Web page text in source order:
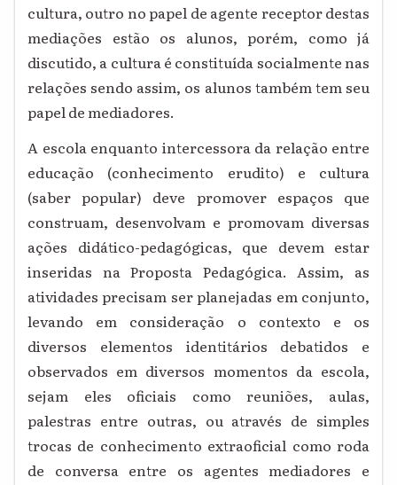
cultura, outro no papel de agente receptor destas
mediações estão os alunos, porém, como já
discutido, a cultura é constituída socialmente nas
relações sendo assim, os alunos também tem seu
papel de mediadores.
A escola enquanto intercessora da relação entre
educação (conhecimento erudito) e cultura
(saber popular) deve promover espaços que
construam, desenvolvam e promovam diversas
ações didático-pedagógicas, que devem estar
inseridas na Proposta Pedagógica. Assim, as
atividades precisam ser planejadas em conjunto,
levando em consideração o contexto e os
diversos elementos identitários debatidos e
observados em diversos momentos da escola,
sejam eles oficiais como reuniões, aulas,
palestras entre outras, ou através de simples
trocas de conhecimento extraoficial como roda
de conversa entre os agentes mediadores e